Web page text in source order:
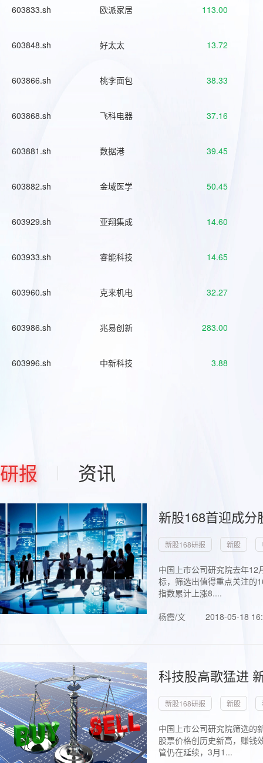
603833.sh 欧派家居 113.00
603848.sh 好太太 13.72
603866.sh 桃李面包 38.33
603868.sh 飞科电器 37.16
603881.sh 数据港 39.45
603882.sh 金域医学 50.45
603929.sh 亚翔集成 14.60
603933.sh 睿能科技 14.65
603960.sh 克来机电 32.27
603986.sh 兆易创新 283.00
603996.sh 中新科技 3.88
研报 资讯
新股168首迎成
新股168研报 新股
中国上市公司研究院去年
标，筛选出值得重点关注的
指数累计上涨8....
杨霞/文
2018-05-18
科技股高歌猛进
新股168研报 新股
中国上市公司研究院筛选的
股票价格创历史新高，赚钱
管仍在延续，3月1...